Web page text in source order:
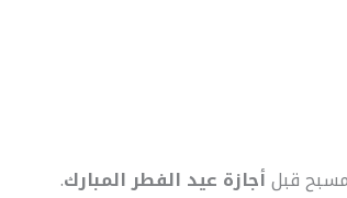
قبلأجازة عيد الفطر المبارك.